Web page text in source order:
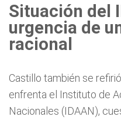
Situación del
urgencia de
racional
Castillo también se
enfrenta el Instituto de
Nacionales (IDAAN),